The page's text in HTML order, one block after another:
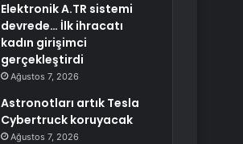
Elektronik A.TR sistemi
devrede… İlk ihracatı
kadın girişimci
gerçekleştirdi
Ağustos 7, 2026
Astronotları artık Tesla
Cybertruck koruyacak
Ağustos 7, 2026